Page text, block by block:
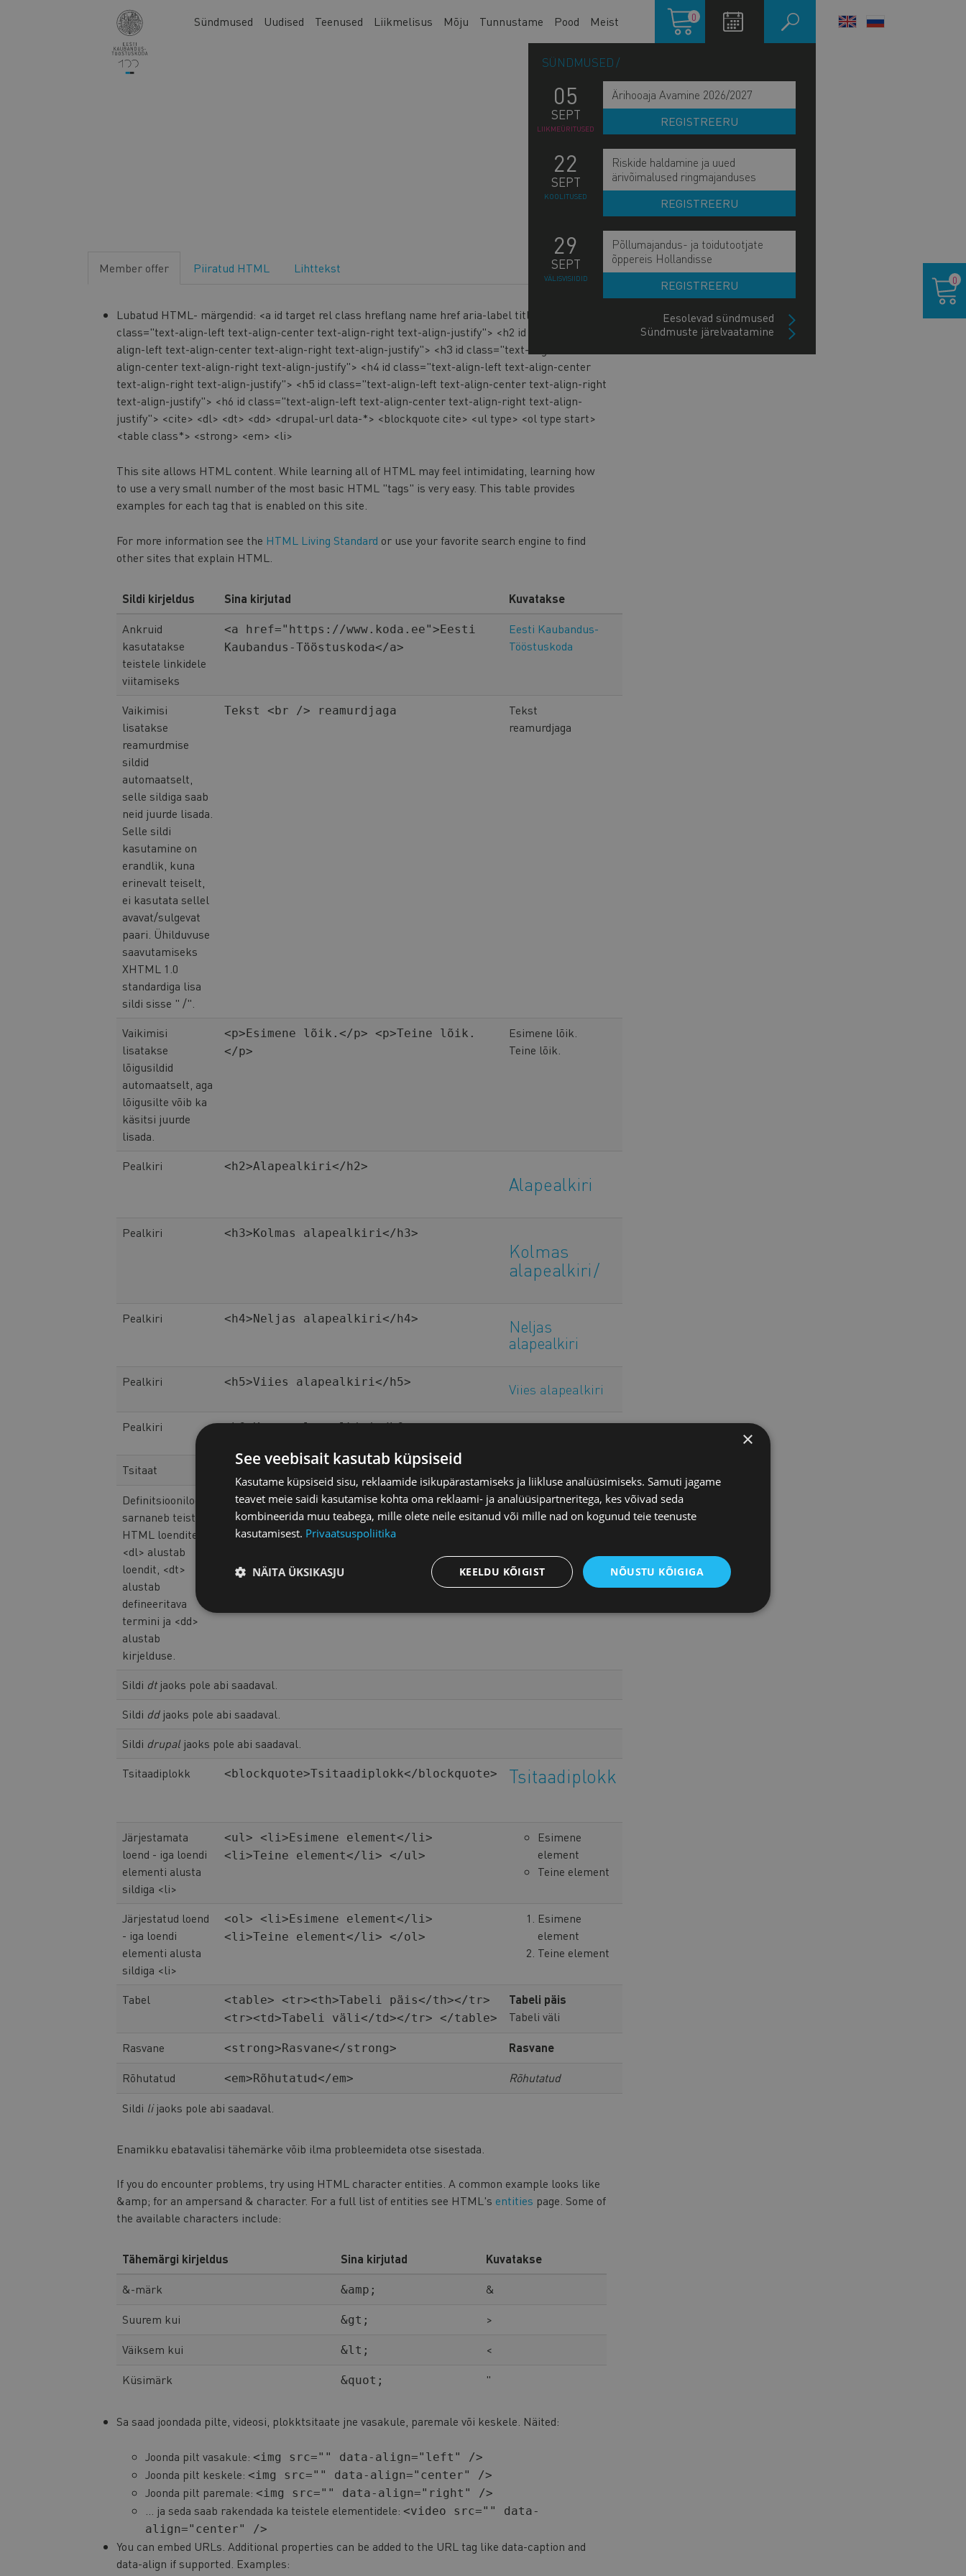
Main
Sündmused Uudised Teenused Liikmelisus Mõju Tunnustame Pood Meist
Ostukorv
0
SÜNDMUSED
05
SEPT
LIIKMEÜRITUSED
Ärihooaja Avamine 2026/2027
REGISTREERU
22
SEPT
KOOLITUSED
Riskide haldamine ja uued
ärivõimalused ringmajanduses
REGISTREERU
29
SEPT
VÄLISVISIIDID
Põllumajandus- ja toidutootjate
õppereis Hollandisse
REGISTREERU
Eesolevad sündmused
Sündmuste järelvaatamine
LANGUAGE
Member offer Piiratud HTML Lihttekst
Lubatud HTML- märgendid: <a id target rel class hreflang name href aria-label title> <br> <p
class="text-align-left text-align-center text-align-right text-align-justify"> <h2 id class="text-
align-left text-align-center text-align-right text-align-justify"> <h3 id class="text-align-left text-
align-center text-align-right text-align-justify"> <h4 id class="text-align-left text-align-center
text-align-right text-align-justify"> <h5 id class="text-align-left text-align-center text-align-right
text-align-justify"> <h6 id class="text-align-left text-align-center text-align-right text-align-
justify"> <cite> <dl> <dt> <dd> <drupal-url data-*> <blockquote cite> <ul type> <ol type start>
<table class*> <strong> <em> <li>
This site allows HTML content. While learning all of HTML may feel intimidating, learning how
to use a very small number of the most basic HTML "tags" is very easy. This table provides
examples for each tag that is enabled on this site.
For more information see the HTML Living Standard or use your favorite search engine to find
other sites that explain HTML.
Sildi kirjeldus Sina kirjutad
Kuvatakse
Ankruid
kasutatakse
teistele linkidele
viitamiseks
<a href="https://www.koda.ee">Eesti
Kaubandus-Tööstuskoda</a>
Eesti Kaubandus-
Tööstuskoda
Vaikimisi
lisatakse
reamurdmise
sildid
automaatselt,
selle sildiga saab
neid juurde lisada.
Selle sildi
kasutamine on
erandlik, kuna
erinevalt teiselt,
ei kasutata sellel
avavat/sulgevat
paari. Ühilduvuse
saavutamiseks
XHTML 1.0
standardiga lisa
sildi sisse " /".
Tekst <br /> reamurdjaga
Tekst
reamurdjaga
Vaikimisi
lisatakse
lõigusildid
automaatselt, aga
lõigusilte võib ka
käsitsi juurde
lisada.
<p>Esimene lõik.</p> <p>Teine lõik.
</p>
Esimene lõik.
Teine lõik.
Pealkiri <h2>Alapealkiri</h2>
Alapealkiri
Pealkiri <h3>Kolmas alapealkiri</h3>
Kolmas
alapealkiri
Pealkiri <h4>Neljas alapealkiri</h4>
Neljas
alapealkiri
Pealkiri <h5>Viies alapealkiri</h5> Viies alapealkiri
Pealkiri <h6>Kuues alapealkiri</h6>
Tsitaat
Definitsiooniloend
sarnaneb teiste
HTML loenditega.
<dl> alustab
loendit, <dt>
alustab
defineeritava
termini ja <dd>
alustab
kirjelduse.
<dl> <dt>Esimene termin</dt>
<dd>Esimene definitsioon</dd>
<dt>Teine termin</dt> <dd>Teine
Esimene termin
Esimene definitsioon
Sildi dtjaoks pole abi saadaval.
Sildi ddjaoks pole abi saadaval.
Sildi drupal jaoks pole abi saadaval.
Tsitaadiplokk
<blockquote>Tsitaadiplokk</blockquote> Tsitaadiplokk
Järjestamata
loend - iga loendi
elementi alusta
sildiga <li>
<ul> <li>Esimene element</li>
<li>Teine element</li> </ul>
Esimene
element
Teine element
Järjestatud loend
- iga loendi
elementi alusta
sildiga <li>
<ol> <li>Esimene element</li>
<li>Teine element</li> </ol>
Esimene
element
Teine element
Tabel
<table> <tr><th>Tabeli päis</th></tr>
<tr><td>Tabeli väli</td></tr> </table>
Tabeli päis
Tabeli väli
Rasvane <strong>Rasvane</strong>
Rasvane
Rõhutatud
<em>Rõhutatud</em>
Rõhutatud
Sildi lijaoks pole abi saadaval.
Enamikku ebatavalisi tähemärke võib ilma probleemideta otse sisestada.
If you do encounter problems, try using HTML character entities. A common example looks like
&amp; for an ampersand & character. For a full list of entities see HTML's entities page. Some of
the available characters include:
Tähemärgi kirjeldus Sina kirjutad
Kuvatakse
&-märk
&amp;
&
Suurem kui
&gt;
>
Väiksem kui
&lt;
<
Küsimärk
&quot; "
Sa saad joondada pilte, videosi, plokktsitaate jne vasakule, paremale või keskele. Näited:
Joonda pilt vasakule: <img src="" data-align="left" />
Joonda pilt keskele: <img src="" data-align="center" />
Joonda pilt paremale: <img src="" data-align="right" />
… ja seda saab rakendada ka teistele elementidele: <video src="" data-
align="center" />
You can embed URLs. Additional properties can be added to the URL tag like data-caption and
data-align if supported. Examples:
0
LIITU UUDISKIRJAGA
×
See veebisait kasutab küpsiseid
Kasutame küpsiseid sisu, reklaamide isikupärastamiseks ja liikluse analüüsimiseks. Samuti jagame
teavet meie saidi kasutamise kohta oma reklaami- ja analüüsipartneritega, kes võivad seda
kombineerida muu teabega, mille olete neile esitanud või mille nad on kogunud teie teenuste
kasutamisest. Privaatsuspoliitika
NÕUSTU KÕIGIGA
KEELDU KÕIGIST
NÄITA ÜKSIKASJU